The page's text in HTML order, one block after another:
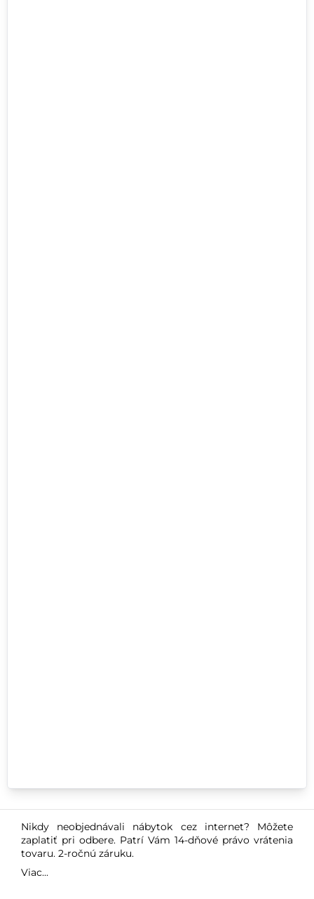
Nikdy neobjednávali nábytok cez internet? Môžete
zaplatiť pri odbere. Patrí Vám 14-dňové právo vrátenia
tovaru. 2-ročnú záruku.
Viac...